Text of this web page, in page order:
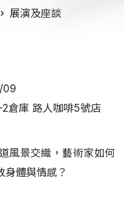
展演及座談
09
倉庫 路人咖啡5號店
風景交織，藝術家如何
身體與情感？